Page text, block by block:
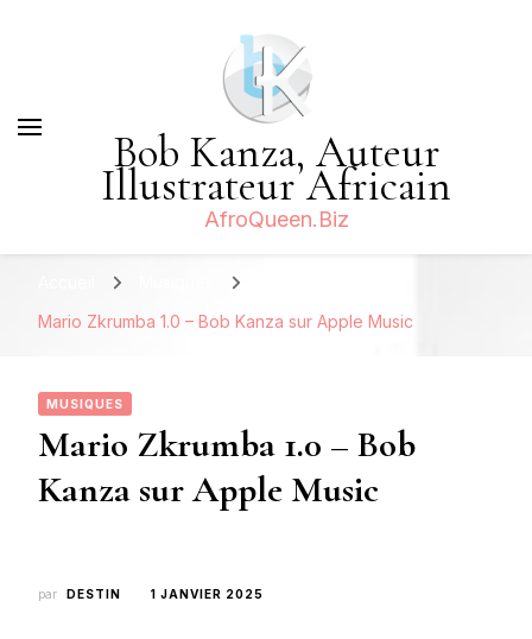
Bob Kanza, Auteur
Illustrateur Africain
AfroQueen.Biz
Mario Zkrumba 1.0 – Bob Kanza sur Apple Music
MUSIQUES
Mario Zkrumba 1.0 – Bob
Kanza sur Apple Music
par DESTIN 1 JANVIER 2025